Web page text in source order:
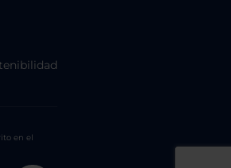
en el